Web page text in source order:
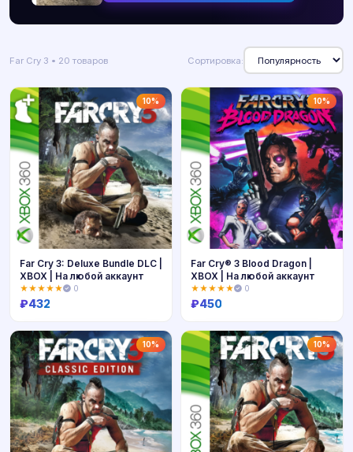
Far Cry 3 • 20 товаров Сортировка:
10%
Купить
Far Cry 3: Deluxe Bundle DLC |
XBOX | На любой аккаунт
★★★★★ 0
₽432
10%
Купить
Far Cry® 3 Blood Dragon |
XBOX | На любой аккаунт
★★★★★ 0
₽450
10% 10%